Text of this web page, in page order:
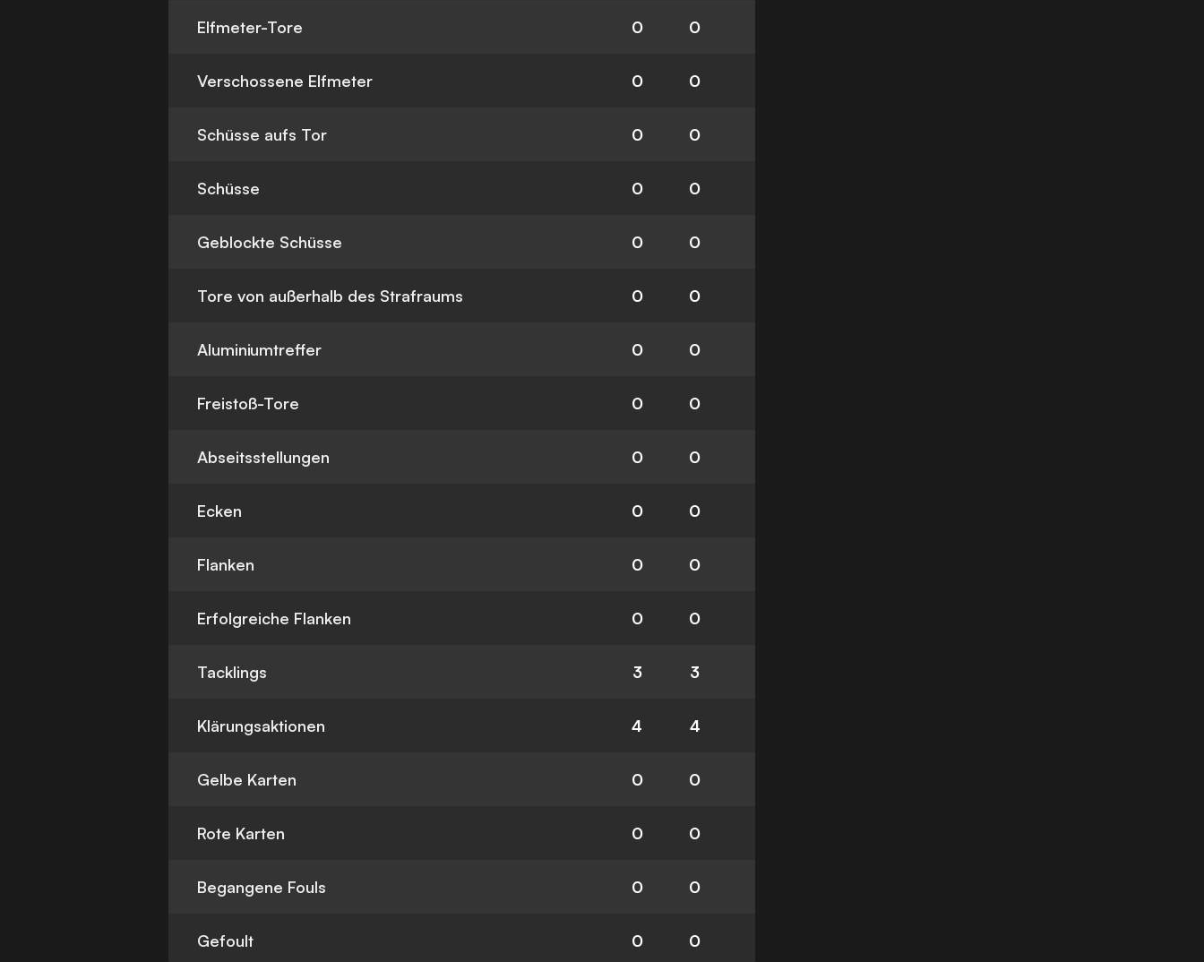
Elfmeter-Tore 0 0
Verschossene Elfmeter 0 0
Schüsse aufs Tor 0 0
Schüsse 0 0
Geblockte Schüsse 0 0
Tore von außerhalb des Strafraums 0 0
Aluminiumtreffer 0 0
Freistoß-Tore 0 0
Abseitsstellungen 0 0
Ecken 0 0
Flanken 0 0
Erfolgreiche Flanken 0 0
Tacklings 3 3
Klärungsaktionen 4 4
Gelbe Karten 0 0
Rote Karten 0 0
Begangene Fouls 0 0
Gefoult 0 0